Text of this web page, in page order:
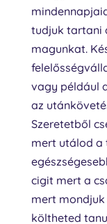
tudjuk tartani
magunkat.
vagy például
az
Szeretetből
mert utálod a
cigit mert a
mert
költheted